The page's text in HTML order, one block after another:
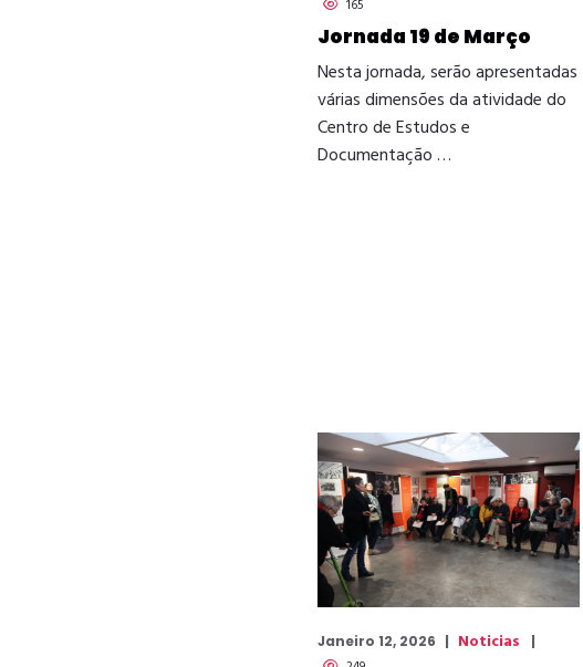
165
Jornada 19 de Março
Nesta jornada, serão apresentadas
várias dimensões da atividade do
Centro de Estudos e
Documentação …
Janeiro 12, 2026 Noticias